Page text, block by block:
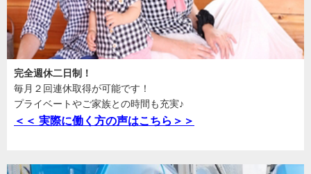
完全週休二日制！
毎月２回連休取得が可能です！
プライベートやご家族との時間も充実♪
＜＜ 実際に働く方の声はこちら＞＞